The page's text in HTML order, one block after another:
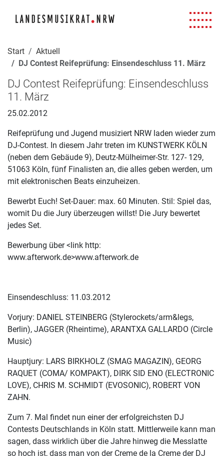
Start
Aktuell
DJ Contest Reifeprüfung: Einsendeschluss 11. März
DJ Contest Reifeprüfung: Einsendeschluss
11. März
25.02.2012
Reifeprüfung und Jugend musiziert NRW laden wieder zum
DJ-Contest. In diesem Jahr treten im KUNSTWERK KÖLN
(neben dem Gebäude 9), Deutz-Mülheimer-Str. 127- 129,
51063 Köln, fünf Finalisten an, die alles geben werden, um
mit elektronischen Beats einzuheizen.
Bewerbt Euch! Set-Dauer: max. 60 Minuten. Stil: Spiel das,
womit Du die Jury überzeugen willst! Die Jury bewertet
jedes Set.
Bewerbung über <link http:
www.afterwork.de>www.afterwork.de
Einsendeschluss: 11.03.2012
Vorjury: DANIEL STEINBERG (Stylerockets/arm&legs,
Berlin), JAGGER (Rheintime), ARANTXA GALLARDO (Circle
Music)
Hauptjury: LARS BIRKHOLZ (SMAG MAGAZIN), GEORG
RAQUET (COMA/ KOMPAKT), DIRK SID ENO (ELECTRONIC
LOVE), CHRIS M. SCHMIDT (EVOSONIC), ROBERT VON
ZAHN.
Zum 7. Mal findet nun einer der erfolgreichsten DJ
Contests Deutschlands in Köln statt. Mittlerweile kann man
sagen, dass wirklich über die Jahre hinweg die Messlatte
so hoch ist, dass man von der Creme de la Creme der DJ